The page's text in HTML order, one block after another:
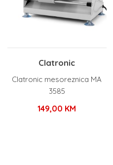
Clatronic
Clatronic mesoreznica MA
3585
149,00 KM